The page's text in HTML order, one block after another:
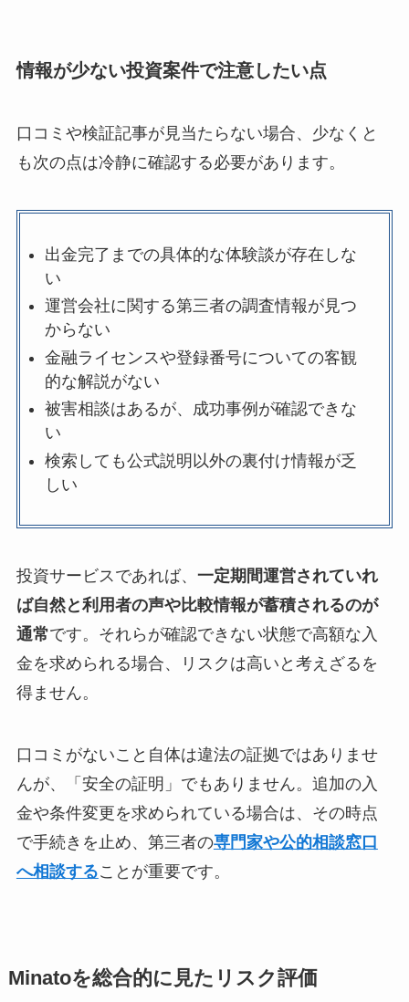
情報が少ない投資案件で注意したい点
口コミや検証記事が見当たらない場合、少なくと
も次の点は冷静に確認する必要があります。
出金完了までの具体的な体験談が存在しな
い
運営会社に関する第三者の調査情報が見つ
からない
金融ライセンスや登録番号についての客観
的な解説がない
被害相談はあるが、成功事例が確認できな
い
検索しても公式説明以外の裏付け情報が乏
しい
投資サービスであれば、 一定期間運営されていれ
ば自然と利用者の声や比較情報が蓄積されるのが
通常です。それらが確認できない状態で高額な入
金を求められる場合、リスクは高いと考えざるを
得ません。
口コミがないこと自体は違法の証拠ではありませ
んが、「安全の証明」でもありません。追加の入
金や条件変更を求められている場合は、その時点
で手続きを止め、第三者の専門家や公的相談窓口
へ相談することが重要です。
Minatoを総合的に見たリスク評価